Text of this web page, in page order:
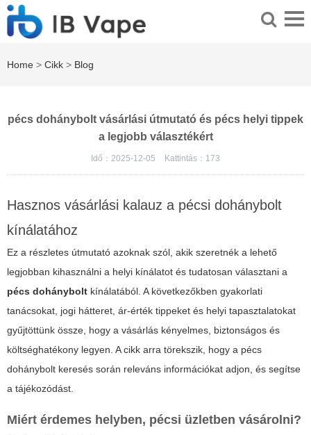
Home > Cikk > Blog
pécs dohánybolt vásárlási útmutató és pécs helyi tippek
a legjobb választékért
Idő：2025-12-05 Kattintás： 173
Hasznos vásárlási kalauz a pécsi dohánybolt
kínálatához
Ez a részletes útmutató azoknak szól, akik szeretnék a lehető
legjobban kihasználni a helyi kínálatot és tudatosan választani a
pécs dohánybolt kínálatából. A következőkben gyakorlati
tanácsokat, jogi hátteret, ár-érték tippeket és helyi tapasztalatokat
gyűjtöttünk össze, hogy a vásárlás kényelmes, biztonságos és
költséghatékony legyen. A cikk arra törekszik, hogy a pécs
dohánybolt keresés során releváns információkat adjon, és segítse
a tájékozódást.
Miért érdemes helyben, pécsi üzletben vásárolni?